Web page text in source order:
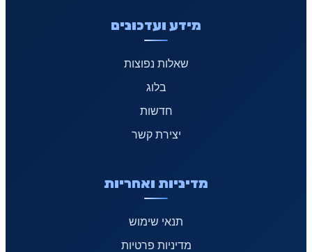
מידע ועדכונים
שאלות נפוצות
בלוג
חדשות
יצירת קשר
מדיניות ואחריות
תנאי שימוש
מדיניות פרטיות